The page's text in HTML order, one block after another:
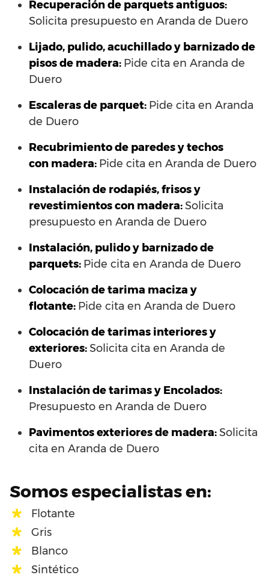
Recuperación de parquets antiguos:
Solicita presupuesto en Aranda de Duero
Lijado, pulido, acuchillado y barnizado de
pisos de madera: Pide cita en Aranda de
Duero
Escaleras de parquet: Pide cita en Aranda
de Duero
Recubrimiento de paredes y techos
con madera: Pide cita en Aranda de Duero
Instalación de rodapiés, frisos y
revestimientos con madera:Solicita
presupuesto en Aranda de Duero
Instalación, pulido y barnizado de
parquets: Pide cita en Aranda de Duero
Colocación de tarima maciza y
flotante: Pide cita en Aranda de Duero
Colocación de tarimas interiores y
exteriores:Solicita cita en Aranda de
Duero
Instalación de tarimas y Encolados:
Presupuesto en Aranda de Duero
Pavimentos exteriores de madera:Solicita
cita en Aranda de Duero
Somos especialistas en:
Flotante
Gris
Blanco
Sintético